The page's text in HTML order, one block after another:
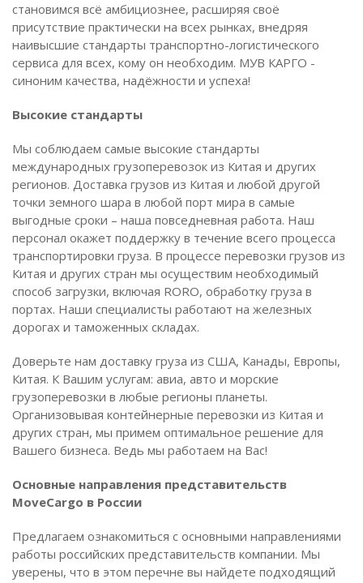
становимся всё амбициознее, расширяя своё
присутствие практически на всех рынках, внедряя
наивысшие стандарты транспортно-логистического
сервиса для всех, кому он необходим. МУВ КАРГО -
синоним качества, надёжности и успеха!
Высокие стандарты
Мы соблюдаем самые высокие стандарты
международных грузоперевозок из Китая и других
регионов. Доставка грузов из Китая и любой другой
точки земного шара в любой порт мира в самые
выгодные сроки – наша повседневная работа. Наш
персонал окажет поддержку в течение всего процесса
транспортировки груза. В процессе перевозки грузов из
Китая и других стран мы осуществим необходимый
способ загрузки, включая RORO, обработку груза в
портах. Наши специалисты работают на железных
дорогах и таможенных складах.
Доверьте нам доставку груза из США, Канады, Европы,
Китая. К Вашим услугам: авиа, авто и морские
грузоперевозки в любые регионы планеты.
Организовывая контейнерные перевозки из Китая и
других стран, мы примем оптимальное решение для
Вашего бизнеса. Ведь мы работаем на Вас!
Основные направления представительств
MoveCargo в России
Предлагаем ознакомиться с основными направлениями
работы российских представительств компании. Мы
уверены, что в этом перечне вы найдете подходящий